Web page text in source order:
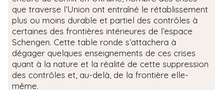
que traverse l’Union ont entraîné le rétablissement
plus ou moins durable et partiel des contrôles à
certaines des frontières intérieures de l’espace
Schengen. Cette table ronde s’attachera à
dégager quelques enseignements de ces crises
quant à la nature et la réalité de cette suppression
des contrôles et, au-delà, de la frontière elle-
même.